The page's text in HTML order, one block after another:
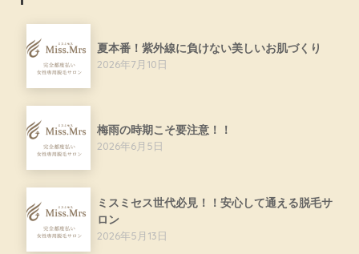
夏本番！紫外線に負けない美しいお肌づくり
2026年7月10日
梅雨の時期こそ要注意！！
2026年6月5日
ミスミセス世代必見！！安心して通える脱毛サ
ロン
2026年5月13日